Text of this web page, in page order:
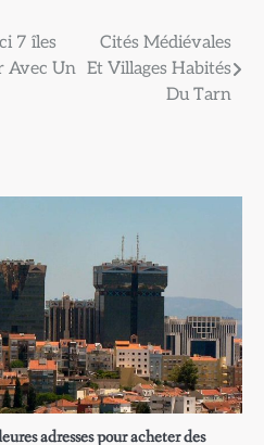
7 îles
Avec Un
Cités Médiévales
Et Villages Habités
Du Tarn
adresses pour acheter des